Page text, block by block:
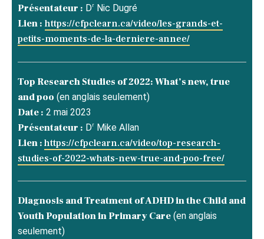
Présentateur : Dr Nic Dugré
Lien : https://cfpclearn.ca/video/les-grands-et-
petits-moments-de-la-derniere-annee/
Top Research Studies of 2022: What’s new, true
and poo (en anglais seulement)
Date : 2 mai 2023
Présentateur : Dr Mike Allan
Lien : https://cfpclearn.ca/video/top-research-
studies-of-2022-whats-new-true-and-poo-free/
Diagnosis and Treatment of ADHD in the Child and
Youth Population in Primary Care (en anglais
seulement)